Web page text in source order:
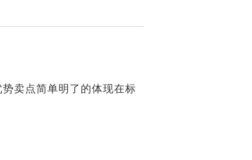
卖点简单明了的体现在标